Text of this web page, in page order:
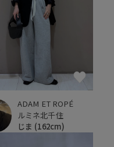
ADAM ET ROPÉ
ルミネ北千住
じま (162cm)